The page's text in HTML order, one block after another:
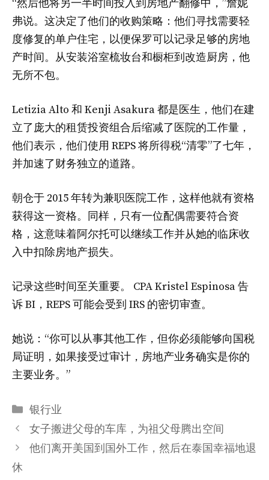
“然后他将另一半时间投入到房地产翻修中，”詹妮
弗说。这决定了他们的收购策略：他们寻找需要轻
度修复的单户住宅，以便保罗可以记录足够的房地
产时间。从安装浴室梳妆台和橱柜到改造厨房，他
无所不包。
Letizia Alto 和 Kenji Asakura 都是医生，他们在建
立了庞大的租赁投资组合后缩减了医院的工作量，
他们表示，他们使用 REPS 将所得税“清零”了七年，
并加速了财务独立的道路。
朝仓于 2015 年转为兼职医院工作，这样他就有资格
获得这一资格。同样，只有一位配偶需要符合资
格，这意味着阿尔托可以继续工作并从她的临床收
入中扣除房地产损失。
记录这些时间至关重要。 CPA Kristel Espinosa 告
诉 BI，REPS 可能会受到 IRS 的密切审查。
她说：“你可以从事其他工作，但你必须能够向国税
局证明，如果接受过审计，房地产业务确实是你的
主要业务。”
分
类
银行业
女子搬进父母的车库，为祖父母腾出空间
他们离开美国到国外工作，然后在泰国幸福地退
休